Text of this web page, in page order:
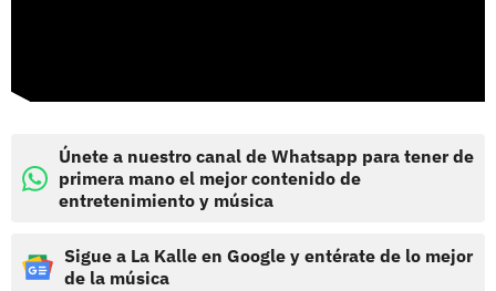
Únete a nuestro canal de Whatsapp para tener de
primera mano el mejor contenido de
entretenimiento y música
Sigue a La Kalle en Google y entérate de lo mejor
de la música